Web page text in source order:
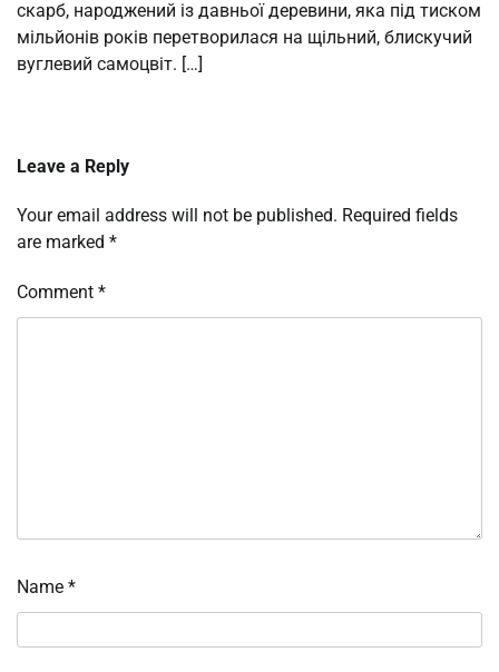
скарб, народжений із давньої деревини, яка під тиском
мільйонів років перетворилася на щільний, блискучий
вуглевий самоцвіт. […]
Leave a Reply
Your email address will not be published. Required fields
are marked *
Comment *
Name *